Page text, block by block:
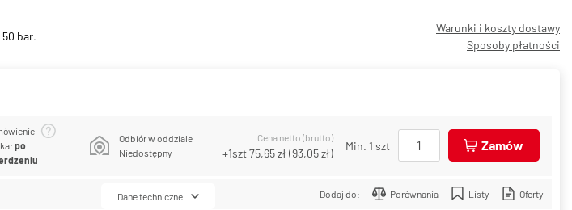
50 bar.
Warunki i koszty dostawy
Sposoby płatności
po
Odbiór w oddziale
Niedostępny
Cena netto (brutto)
+1szt75,65 zł(93,05 zł)
Min. 1 szt Zamów
Dodaj do: Porównania Listy Oferty
Dane techniczne